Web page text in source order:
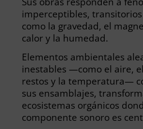
imperceptibles,
como la gravedad, el
calor y la humedad.
Elementos ambientales
inestables —como el aire,
restos y la temperatura—
sus ensamblajes,
ecosistemas orgánicos
componente sonoro es